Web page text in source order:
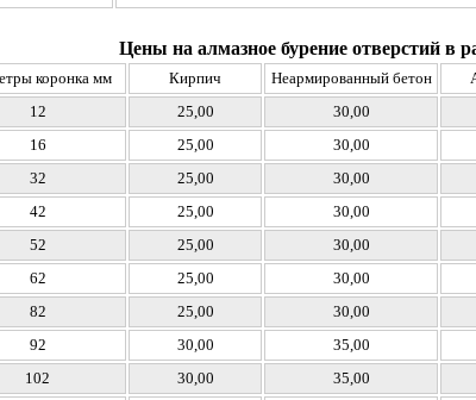
Цены на алмазное бурение отверстий в
коронка мм Кирпич Неармированный бетон
12
25,00 30,00
16
25,00 30,00
32
25,00 30,00
42
25,00 30,00
52
25,00 30,00
62
25,00 30,00
82
25,00 30,00
92
30,00 35,00
102
30,00 35,00